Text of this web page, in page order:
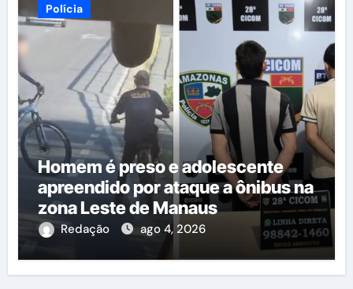
Polícia
Homem é preso e adolescente
apreendido por ataque a ônibus na
zona Leste de Manaus
Redação ago 4, 2026